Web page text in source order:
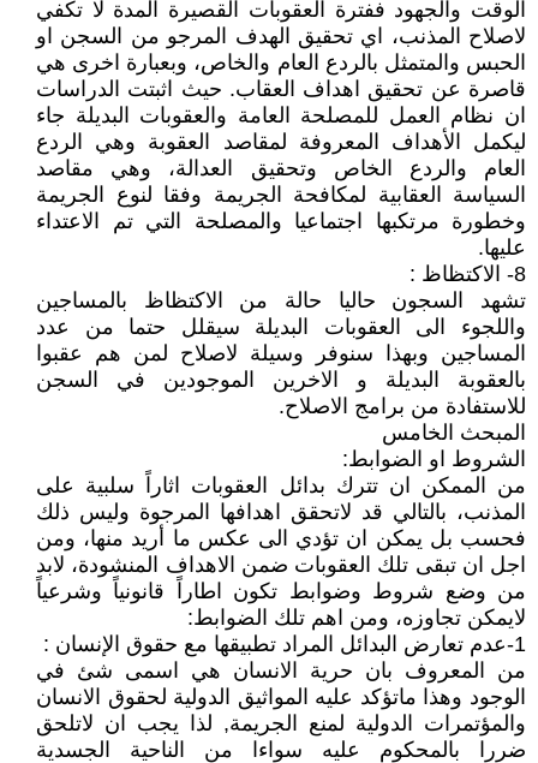
الوقت والجهود ففترة العقوبات القصيرة المدة لا تكفي
لاصلاح المذنب، اي تحقيق الهدف المرجو من السجن او
الحبس والمتمثل بالردع العام والخاص، وبعبارة اخرى هي
قاصرة عن تحقيق اهداف العقاب. حيث اثبتت الدراسات
ان نظام العمل للمصلحة العامة والعقوبات البديلة جاء
ليكمل الأهداف المعروفة لمقاصد العقوبة وهي الردع
العام والردع الخاص وتحقيق العدالة، وهي مقاصد
السياسة العقابية لمكافحة الجريمة وفقا لنوع الجريمة
وخطورة مرتكبها اجتماعيا والمصلحة التي تم الاعتداء
عليها.
8- الاكتظاظ :
تشهد السجون حاليا حالة من الاكتظاظ بالمساجين
واللجوء الى العقوبات البديلة سيقلل حتما من عدد
المساجين وبهذا سنوفر وسيلة لاصلاح لمن هم عقبوا
بالعقوبة البديلة و الاخرين الموجودين في السجن
للاستفادة من برامج الاصلاح.
المبحث الخامس
الشروط او الضوابط:
من الممكن ان تترك بدائل العقوبات اثاراً سلبية على
المذنب، بالتالي قد لاتحقق اهدافها المرجوة وليس ذلك
فحسب بل يمكن ان تؤدي الى عكس ما أريد منها، ومن
اجل ان تبقى تلك العقوبات ضمن الاهداف المنشودة، لابد
من وضع شروط وضوابط تكون اطاراً قانونياً وشرعياً
لايمكن تجاوزه، ومن اهم تلك الضوابط:
1-عدم تعارض البدائل المراد تطبيقها مع حقوق الإنسان :
من المعروف بان حرية الانسان هي اسمى شئ في
الوجود وهذا ماتؤكد عليه المواثيق الدولية لحقوق الانسان
والمؤتمرات الدولية لمنع الجريمة, لذا يجب ان لاتلحق
ضررا بالمحكوم عليه سواءا من الناحية الجسدية